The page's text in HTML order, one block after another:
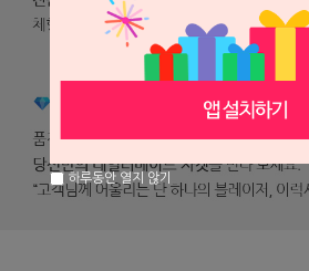
하루동안 열지 않기